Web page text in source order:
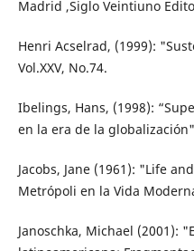
Madrid ,Siglo Veintiuno
Henri Acselrad, (1999):
Vol.XXV, No.74.
Ibelings, Hans, (1998):
en la era de la
Jacobs, Jane (1961): "Life
Metrópoli en la Vida
Janoschka, Michael (2001):